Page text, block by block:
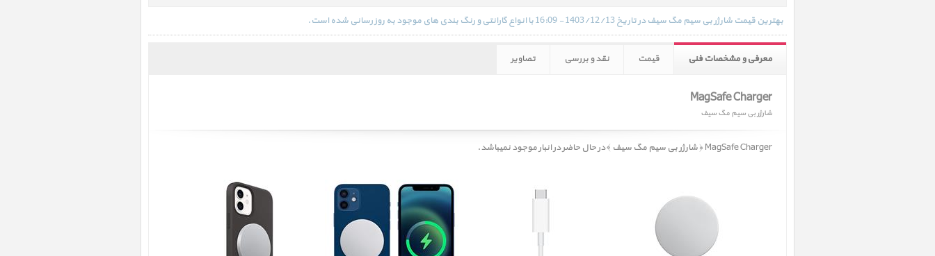
بهترین قیمت شارژر بی سیم مگ سیف در تاریخ 1403/12/13 - 16:09 با انواع گارانتی و رنگ بندی های موجود به روز رسانی شده است.
معرفی و مشخصات فنی قیمت نقد و بررسی تصاویر
MagSafe Charger
شارژر بی سیم مگ سیف
MagSafe Charger ﴿ شارژر بی سیم مگ سیف ﴾ در حال حاضر در انبار موجود نمیباشد.